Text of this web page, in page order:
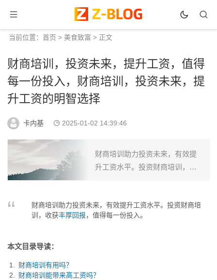
当前位置： 首页 > 美食致富 > 正文
财商培训，投资未来，提升工资，值得
每一份投入，财商培训，投资未来，提
升工资的明智选择
卡内基 2025-01-02 14:39:46
财商培训助力投资未来，有效提
升工资水平。投资财商培训，收
财商培训助力投资未来，有效提升工资水平。投资财商培
训，收获丰厚回报，值得每一份投入。
本文目录导读：
财商培训有用吗？
财商培训能带来高工资吗？